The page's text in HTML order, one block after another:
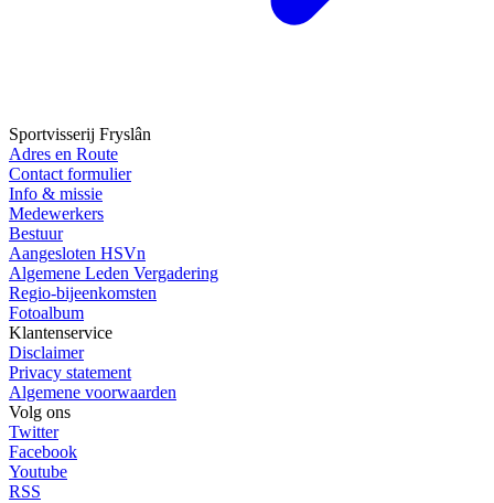
Sportvisserij Fryslân
Adres en Route
Contact formulier
Info & missie
Medewerkers
Bestuur
Aangesloten HSVn
Algemene Leden Vergadering
Regio-bijeenkomsten
Fotoalbum
Klantenservice
Disclaimer
Privacy statement
Algemene voorwaarden
Volg ons
Twitter
Facebook
Youtube
RSS